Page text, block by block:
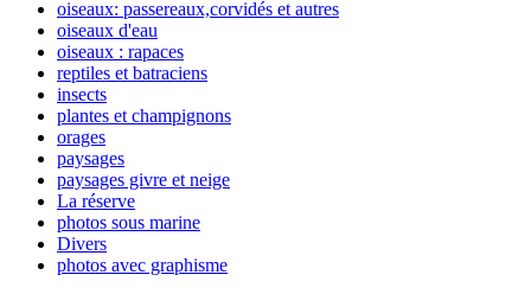
oiseaux: passereaux,corvidés et autres
oiseaux d'eau
oiseaux : rapaces
reptiles et batraciens
insects
plantes et champignons
orages
paysages
paysages givre et neige
La réserve
photos sous marine
Divers
photos avec graphisme